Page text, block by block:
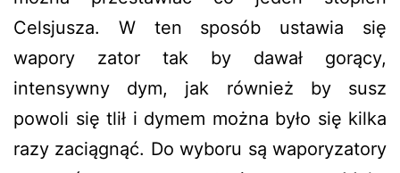
Celsjusza. W ten sposób ustawia się
wapory zator tak by dawał gorący,
intensywny dym, jak również by susz
powoli się tlił i dymem można było się kilka
razy zaciągnąć. Do wyboru są waporyzatory